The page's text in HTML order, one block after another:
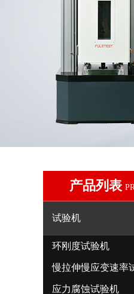
产品列表
试验机
环刚度试验机
慢拉伸慢应变速率
应力腐蚀试验机